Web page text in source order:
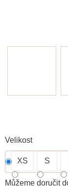
Velikost
XS S
Můžeme doručit